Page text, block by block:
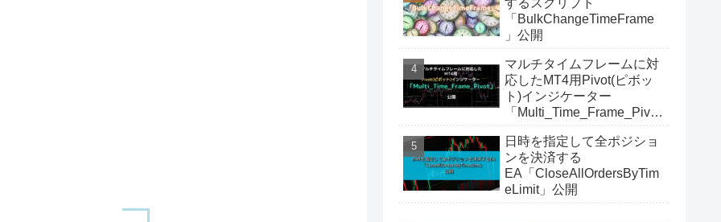
「BulkChangeTimeFrame
」公開
マルチタイムフレームに対
応したMT4用Pivot(ピボッ
ト)インジケーター
「Multi_Time_Frame_Pivot
日時を指定して全ポジショ
ンを決済する
EA「CloseAllOrdersByTim
eLimit」公開